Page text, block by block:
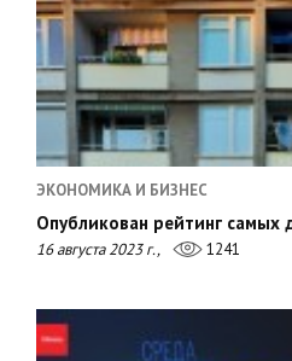
ЭКОНОМИКА И БИЗНЕС
Опубликован рейтинг
16 августа 2023 г., 1241